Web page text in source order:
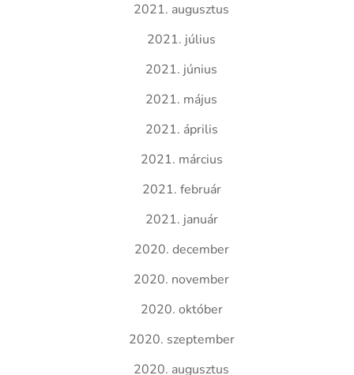
2021. augusztus
2021. július
2021. június
2021. május
2021. április
2021. március
2021. február
2021. január
2020. december
2020. november
2020. október
2020. szeptember
2020. augusztus